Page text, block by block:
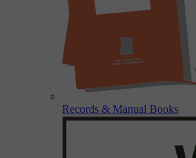
Records & Manual Books